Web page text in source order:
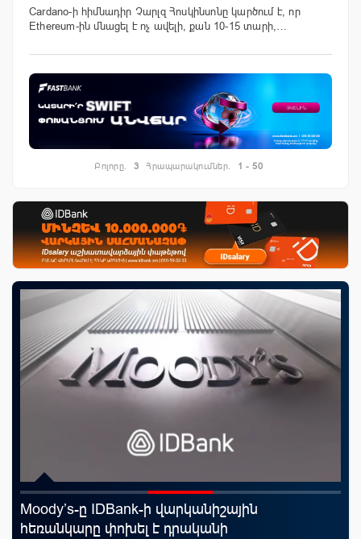
Cardano-ի հիմնադիր Չարլզ Հոսկինսոնը կարծում է, որ
Ethereum-ին մնացել է ոչ ավելի, քան 10-15 տարի,…
Բոլորը. 3 Հրապարակումներ. 1 - 50
ի վարկանիշային
է դրականի
Սպորտ և փող.